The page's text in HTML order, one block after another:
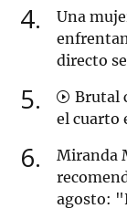
4
Una
directo
5
Brutal
el cuarto
6
Miranda
agosto: